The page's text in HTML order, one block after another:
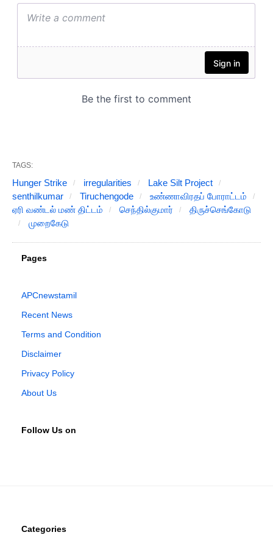
TAGS:
Hunger Strike irregularities
Lake Silt Project
senthilkumar
Tiruchengode
உண்ணாவிரதப் போராட்டம்
ஏரி வண்டல் மண் திட்டம்
செந்தில்குமார்
திருச்செங்கோடு
முறைகேடு
Pages
APCnewstamil
Recent News
Terms and Condition
Disclaimer
Privacy Policy
About Us
Follow Us on
Categories